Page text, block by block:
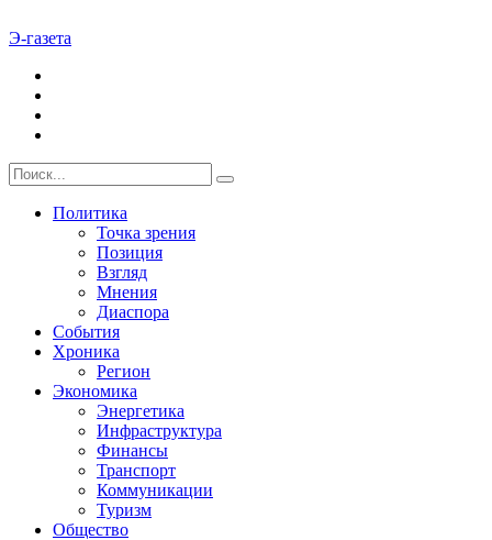
Э-газета
Политика
Точка зрения
Позиция
Взгляд
Мнения
Диаспора
События
Хроника
Регион
Экономика
Энергетика
Инфраструктура
Финансы
Транспорт
Коммуникации
Туризм
Общество